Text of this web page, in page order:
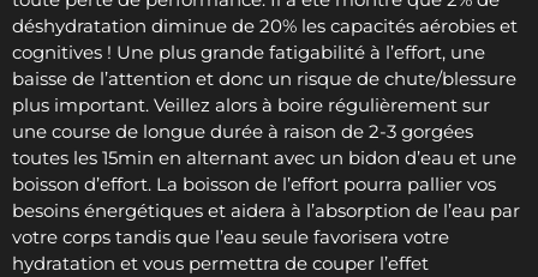
déshydratation diminue de 20% les capacités aérobies et
cognitives ! Une plus grande fatigabilité à l’effort, une
baisse de l’attention et donc un risque de chute/blessure
plus important. Veillez alors à boire régulièrement sur
une course de longue durée à raison de 2-3 gorgées
toutes les 15min en alternant avec un bidon d’eau et une
boisson d’effort. La boisson de l’effort pourra pallier vos
besoins énergétiques et aidera à l’absorption de l’eau par
votre corps tandis que l’eau seule favorisera votre
hydratation et vous permettra de couper l’effet